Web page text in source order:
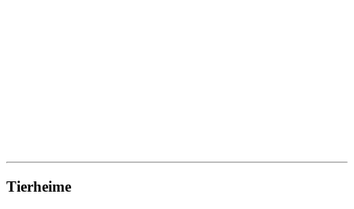
Tierheime